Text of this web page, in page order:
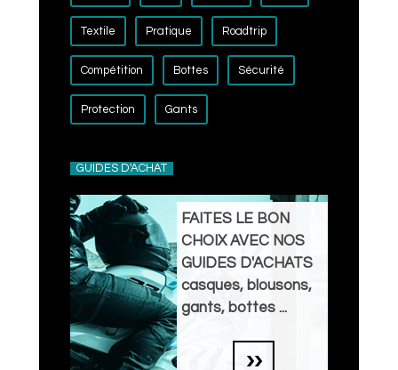
Textile Pratique Roadtrip
Compétition Bottes Sécurité
Protection Gants
GUIDES D'ACHAT
FAITES LE BON
CHOIX AVEC NOS
GUIDES D'ACHATS
casques, blousons,
gants, bottes ...